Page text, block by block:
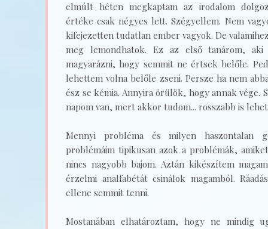
elmúlt héten megkaptam az irodalom
értéke csak négyes lett. Szégyellem. Nem
kifejezetten tudatlan ember vagyok. De
meg lemondhatok. Ez az első tanárom,
magyarázni, hogy semmit ne értsek belőle.
lehettem volna belőle zseni. Persze ha nem
ész se kémia. Annyira örülök, hogy annak vége.
napom van, mert akkor tudom... rosszabb is
Mennyi probléma és milyen haszontalan
problémáim tipikusan azok a problémák,
nincs nagyobb bajom. Aztán kikészítem
érzelmi analfabétát csinálok magamból.
ellene semmit tenni.
Mostanában elhatároztam, hogy ne mindig